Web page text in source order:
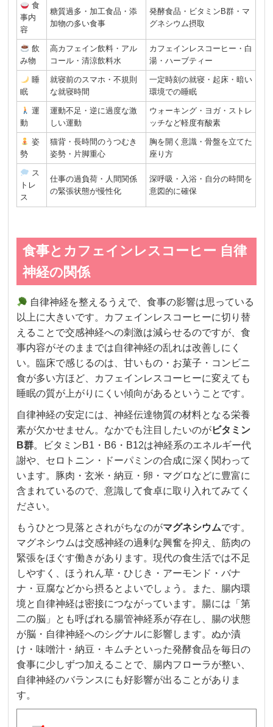
食
事内
容
糖質過多・加工食品・添
加物の多い食事
発酵食品・ビタミンB群・マ
グネシウム摂取
飲
み物
高カフェイン飲料・アル
コール・清涼飲料水
カフェインレスコーヒー・白
湯・ハーブティー
睡
眠
就寝前のスマホ・不規則
な就寝時間
一定時刻の就寝・起床・暗い
環境での睡眠
運
動
運動不足・逆に過度な激
しい運動
ウォーキング・ヨガ・ストレ
ッチなど軽度有酸素
姿
勢
猫背・長時間のうつむき
姿勢・片脚重心
胸を開く意識・骨盤を立てた
座り方
ス
トレ
ス
仕事の過負荷・人間関係
の緊張状態が慢性化
深呼吸・入浴・自分の時間を
意図的に確保
食事とカフェインレスコーヒー 自律
神経の関係
自律神経を整えるうえで、食事の影響は思っている
以上に大きいです。カフェインレスコーヒーに切り替
えることで交感神経への刺激は減らせるのですが、食
事内容がそのままでは自律神経の乱れは改善しにく
い。臨床で感じるのは、甘いもの・お菓子・コンビニ
食が多い方ほど、カフェインレスコーヒーに変えても
睡眠の質が上がりにくい傾向があるということです。
自律神経の安定には、神経伝達物質の材料となる栄養
素が欠かせません。なかでも注目したいのがビタミン
B群。ビタミンB1・B6・B12は神経系のエネルギー代
謝や、セロトニン・ドーパミンの合成に深く関わって
います。豚肉・玄米・納豆・卵・マグロなどに豊富に
含まれているので、意識して食卓に取り入れてみてく
ださい。
もうひとつ見落とされがちなのがマグネシウムです。
マグネシウムは交感神経の過剰な興奮を抑え、筋肉の
緊張をほぐす働きがあります。現代の食生活では不足
しやすく、ほうれん草・ひじき・アーモンド・バナ
ナ・豆腐などから摂るとよいでしょう。また、腸内環
境と自律神経は密接につながっています。腸には「第
二の脳」とも呼ばれる腸管神経系が存在し、腸の状態
が脳・自律神経へのシグナルに影響します。ぬか漬
け・味噌汁・納豆・キムチといった発酵食品を毎日の
食事に少しずつ加えることで、腸内フローラが整い、
自律神経のバランスにも好影響が出ることがありま
す。